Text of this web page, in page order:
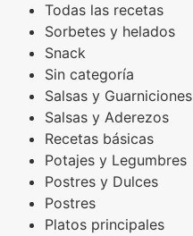
Todas las recetas
Sorbetes y helados
Snack
Sin categoría
Salsas y Guarniciones
Salsas y Aderezos
Recetas básicas
Potajes y Legumbres
Postres y Dulces
Postres
Platos principales